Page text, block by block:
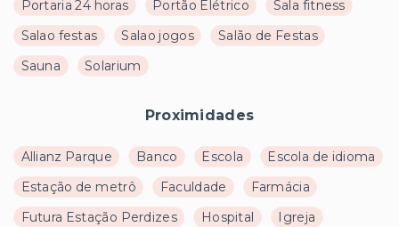
Portaria 24 horas Portão Elétrico
Sala fitness
Salao festas
Salao jogos
Salão de Festas
Sauna
Solarium
Proximidades
Allianz Parque Banco Escola
Escola de idioma
Estação de metrô
Faculdade
Farmácia
Futura Estação Perdizes
Hospital
Igreja